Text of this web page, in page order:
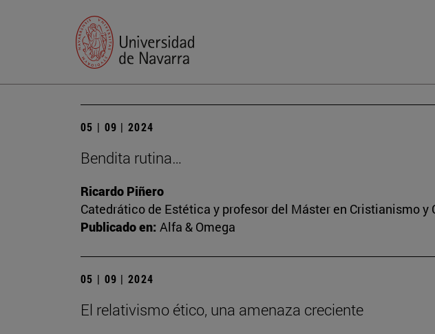
05 | 09 | 2024
Bendita rutina…
Ricardo Piñero
Catedrático de Estética y profesor del Máster en Cristianismo y
Publicado en: Alfa & Omega
05 | 09 | 2024
El relativismo ético, una amenaza creciente